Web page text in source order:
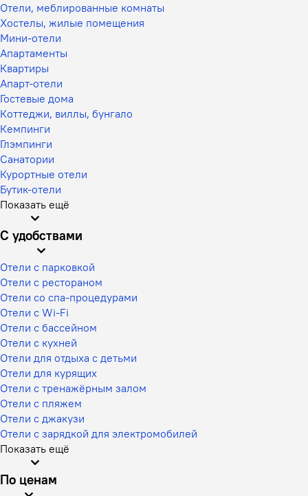
Отели, меблированные комнаты
Хостелы, жилые помещения
Мини-отели
Апартаменты
Квартиры
Апарт-отели
Гостевые дома
Коттеджи, виллы, бунгало
Кемпинги
Глэмпинги
Санатории
Курортные отели
Бутик-отели
Показать ещё
С удобствами
Отели с парковкой
Отели с рестораном
Отели со спа-процедурами
Отели с Wi-Fi
Отели с бассейном
Отели с кухней
Отели для отдыха с детьми
Отели для курящих
Отели с тренажёрным залом
Отели с пляжем
Отели с джакузи
Отели с зарядкой для электромобилей
Показать ещё
По ценам